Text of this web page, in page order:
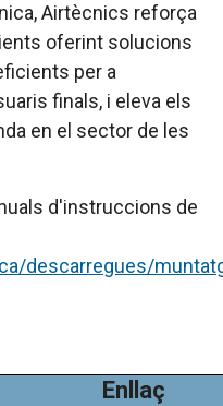
Airtècnics reforça
oferint solucions
per a
finals, i eleva els
en el sector de les
d'instruccions de
descarregues/
Enllaç